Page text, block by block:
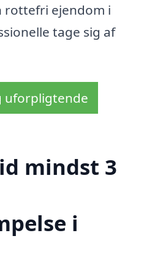
rottefri ejendom i
tage sig af
uforpligtende
mindst 3
i